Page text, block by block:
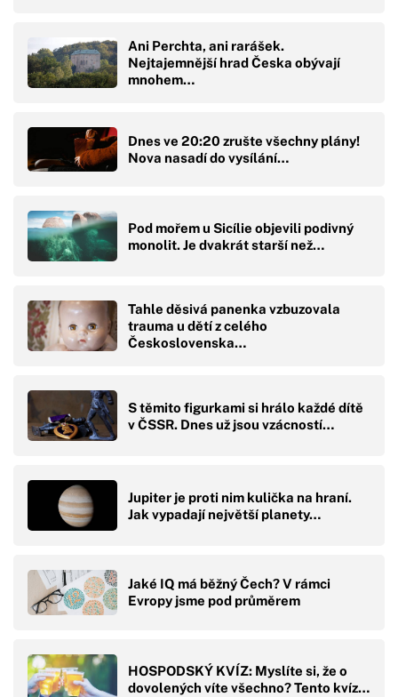
Ani Perchta, ani rarášek.
Nejtajemnější hrad Česka obývají
mnohem…
Dnes ve 20:20 zrušte všechny plány!
Nova nasadí do vysílání…
Pod mořem u Sicílie objevili podivný
monolit. Je dvakrát starší než…
Tahle děsivá panenka vzbuzovala
trauma u dětí z celého
Československa…
S těmito figurkami si hrálo každé dítě
v ČSSR. Dnes už jsou vzácností…
Jupiter je proti nim kulička na hraní.
Jak vypadají největší planety…
Jaké IQ má běžný Čech? V rámci
Evropy jsme pod průměrem
HOSPODSKÝ KVÍZ: Myslíte si, že o
dovolených víte všechno? Tento kvíz…